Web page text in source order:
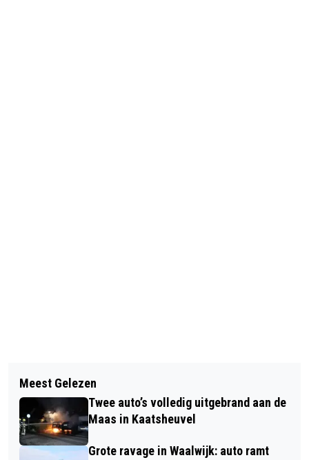
MOTORRIJDER GEWOND BIJ BOTSING
MET TWEE AUTO’S IN KAATSHEUVEL
AUTOMOBILIST ONWEL OP
PARKEERPLAATS LIDL IN
KAATSHEUVEL, DRIE AUTO’S ZWAAR
Meest Gelezen
Twee auto’s volledig uitgebrand aan de
Maas in Kaatsheuvel
Grote ravage in Waalwijk: auto ramt